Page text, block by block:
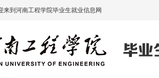
到河南工程学院毕业生就业信息网